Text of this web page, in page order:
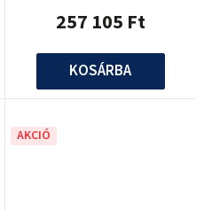
257 105 Ft
KOSÁRBA
AKCIÓ